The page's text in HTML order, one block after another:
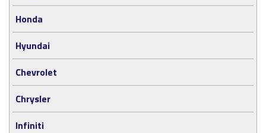
Honda
Hyundai
Chevrolet
Chrysler
Infiniti